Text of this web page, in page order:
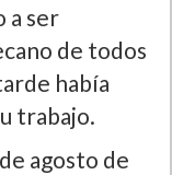
a ser
de todos
habí­a
trabajo.
agosto de